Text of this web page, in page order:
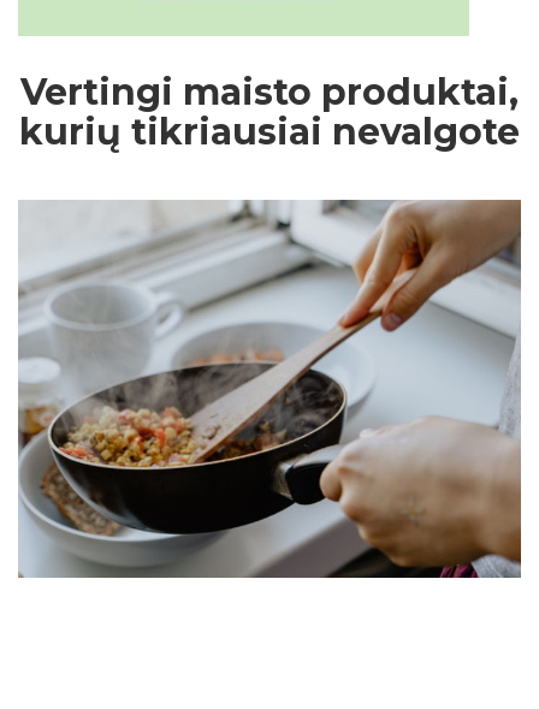
Vertingi maisto produktai,
kurių tikriausiai nevalgote